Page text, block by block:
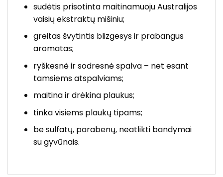
sudėtis prisotinta maitinamuoju Australijos
vaisių ekstraktų mišiniu;
greitas švytintis blizgesys ir prabangus
aromatas;
ryškesnė ir sodresnė spalva – net esant
tamsiems atspalviams;
maitina ir drėkina plaukus;
tinka visiems plaukų tipams;
be sulfatų, parabenų, neatlikti bandymai
su gyvūnais.